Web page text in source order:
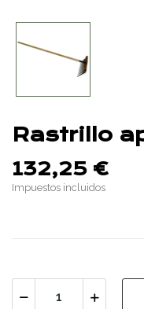
Rastrillo
132,25 €
Impuestos incluidos